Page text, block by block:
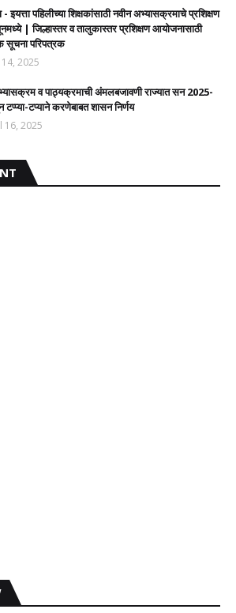
- इयत्ता पहिलीच्या शिक्षकांसाठी नवीन अभ्यासक्रमाचे प्रशिक्षण
| जिल्हास्तर व तालुकास्तर प्रशिक्षण आयोजनासाठी
सूचना परिपत्रक
2025
व पाठ्यक्रमाची अंमलबजावणी राज्यात सन 2025-
टप्प्या-टप्याने करणेबाबत शासन निर्णय
16, 2025